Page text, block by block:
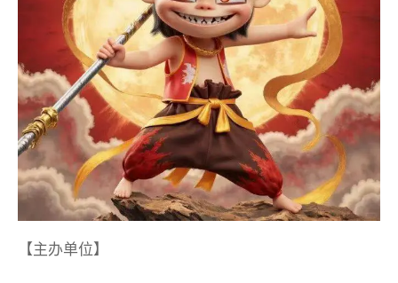
【主办单位】